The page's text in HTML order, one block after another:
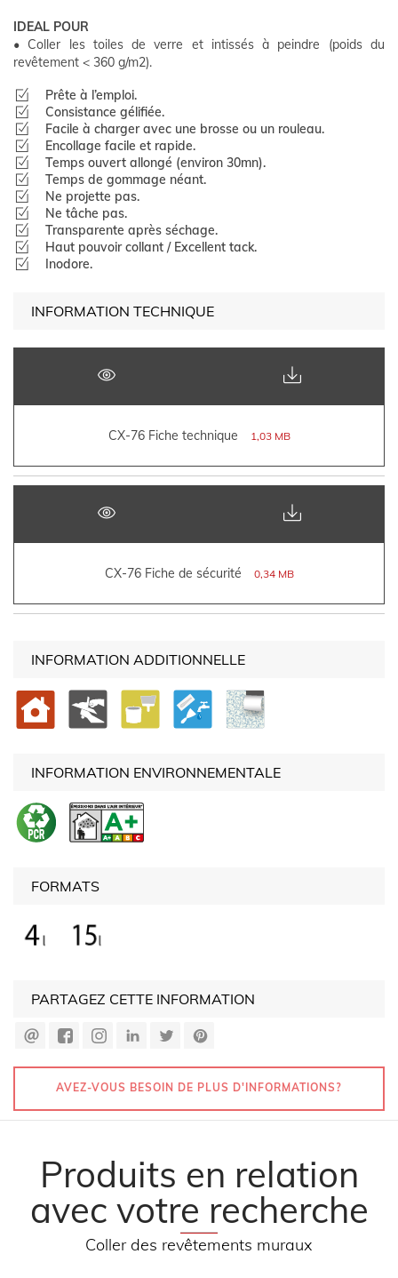
IDEAL POUR
• Coller les toiles de verre et intissés à peindre (poids du
revêtement < 360 g/m2).
Prête à l’emploi.
Consistance gélifiée.
Facile à charger avec une brosse ou un rouleau.
Encollage facile et rapide.
Temps ouvert allongé (environ 30mn).
Temps de gommage néant.
Ne projette pas.
Ne tâche pas.
Transparente après séchage.
Haut pouvoir collant / Excellent tack.
Inodore.
INFORMATION TECHNIQUE
CX-76 Fiche technique 1,03 MB
CX-76 Fiche de sécurité 0,34 MB
INFORMATION ADDITIONNELLE
INFORMATION ENVIRONNEMENTALE
FORMATS
PARTAGEZ CETTE INFORMATION
AVEZ-VOUS BESOIN DE PLUS D'INFORMATIONS?
Produits en relation
avec votre recherche
Coller des revêtements muraux